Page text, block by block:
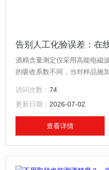
酒精含量测定仪采用高能电磁
的吸收系数不同，当对样品施
有关。
访问次数：74
更新日期： 2026-07-02
查看详情